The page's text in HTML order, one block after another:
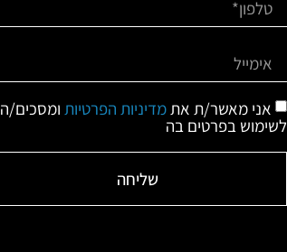
אני מאשר/ת אתמדיניות הפרטיותומסכים/ה
לשימוש בפרטים בה
שליחה